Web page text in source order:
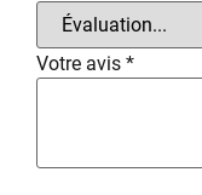
Votre avis *